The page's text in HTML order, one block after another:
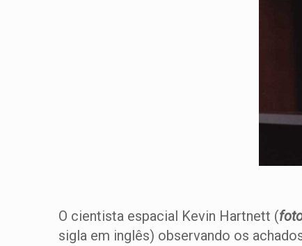
O cientista espacial Kevin Hartnett (
sigla em inglês) observando os